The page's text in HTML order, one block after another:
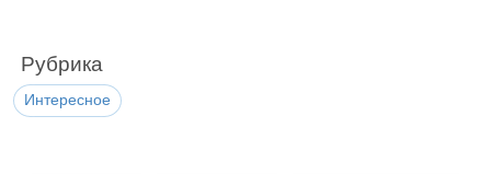
Рубрика
Интересное